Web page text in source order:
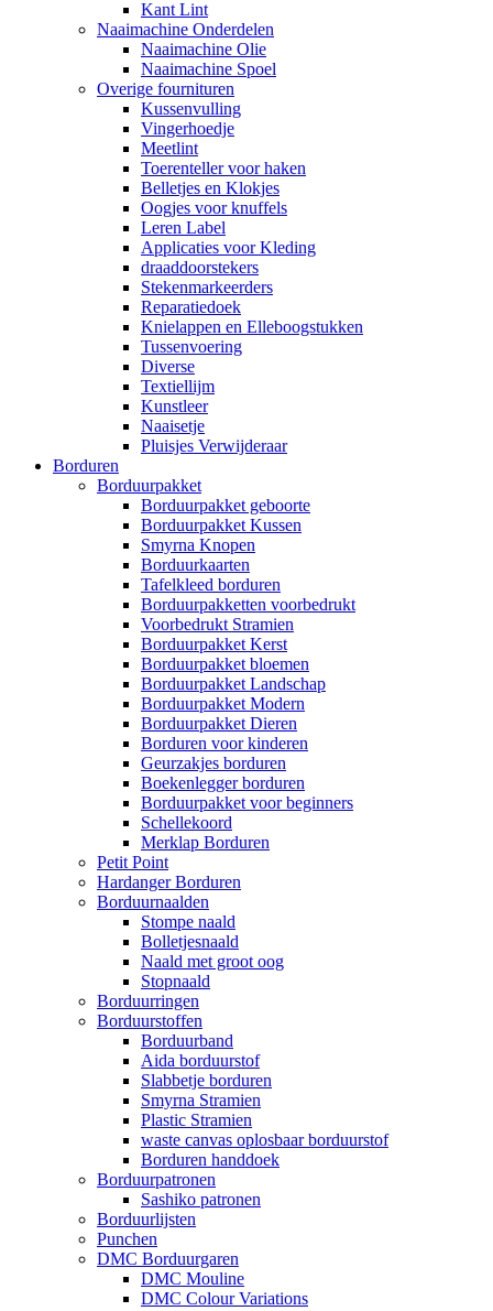
Kant Lint
Naaimachine Onderdelen
Naaimachine Olie
Naaimachine Spoel
Overige fournituren
Kussenvulling
Vingerhoedje
Meetlint
Toerenteller voor haken
Belletjes en Klokjes
Oogjes voor knuffels
Leren Label
Applicaties voor Kleding
draaddoorstekers
Stekenmarkeerders
Reparatiedoek
Knielappen en Elleboogstukken
Tussenvoering
Diverse
Textiellijm
Kunstleer
Naaisetje
Pluisjes Verwijderaar
Borduren
Borduurpakket
Borduurpakket geboorte
Borduurpakket Kussen
Smyrna Knopen
Borduurkaarten
Tafelkleed borduren
Borduurpakketten voorbedrukt
Voorbedrukt Stramien
Borduurpakket Kerst
Borduurpakket bloemen
Borduurpakket Landschap
Borduurpakket Modern
Borduurpakket Dieren
Borduren voor kinderen
Geurzakjes borduren
Boekenlegger borduren
Borduurpakket voor beginners
Schellekoord
Merklap Borduren
Petit Point
Hardanger Borduren
Borduurnaalden
Stompe naald
Bolletjesnaald
Naald met groot oog
Stopnaald
Borduurringen
Borduurstoffen
Borduurband
Aida borduurstof
Slabbetje borduren
Smyrna Stramien
Plastic Stramien
waste canvas oplosbaar borduurstof
Borduren handdoek
Borduurpatronen
Sashiko patronen
Borduurlijsten
Punchen
DMC Borduurgaren
DMC Mouline
DMC Colour Variations